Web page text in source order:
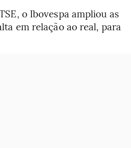
o Ibovespa ampliou as
em relação ao real, para